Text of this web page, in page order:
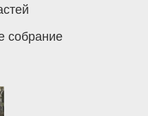
собрание